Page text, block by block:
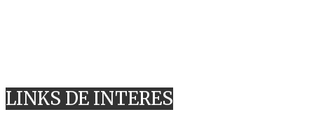
LINKS DE INTERES